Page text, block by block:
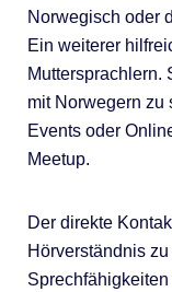
Norwegisch oder
Ein weiterer
Muttersprachlern.
mit Norwegern zu
Events oder
Meetup.
Der direkte
Hörverständnis